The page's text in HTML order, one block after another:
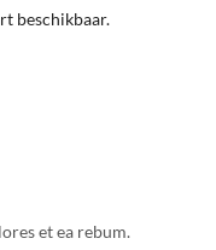
beschikbaar.
et ea rebum.